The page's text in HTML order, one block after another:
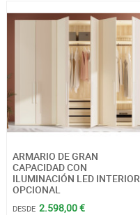
ARMARIO DE GRAN
CAPACIDAD CON
ILUMINACIÓN LED INTERIOR
OPCIONAL
DESDE 2.598,00 €